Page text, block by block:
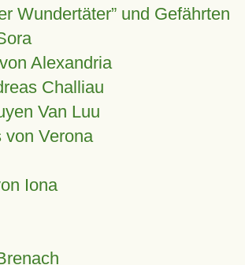
Wundertäter” und Gefährten
Alexandria
Challiau
Van Luu
von Verona
Iona